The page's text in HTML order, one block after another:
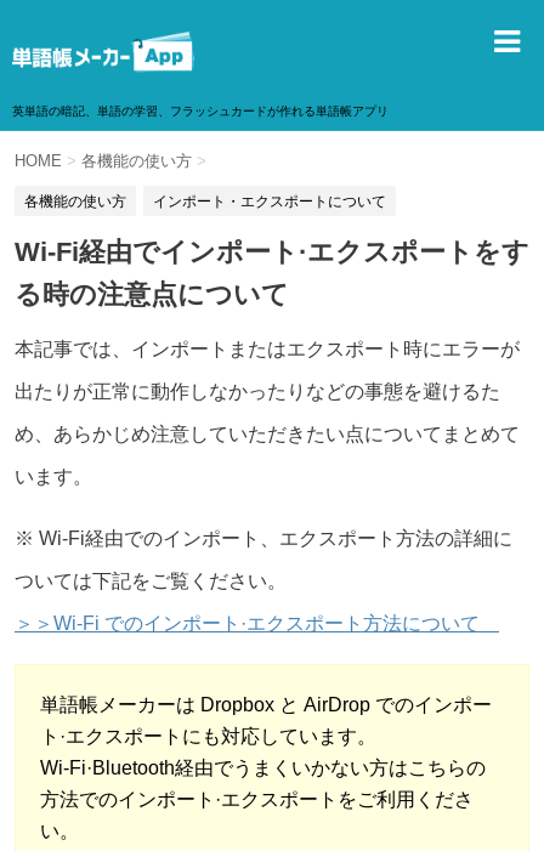
英単語の暗記、単語の学習、フラッシュカードが作れる単語帳アプリ
HOME > 各機能の使い方 >
各機能の使い方 インポート・エクスポートについて
Wi-Fi経由でインポート·エクスポートをす
る時の注意点について
本記事では、インポートまたはエクスポート時にエラーが
出たりが正常に動作しなかったりなどの事態を避けるた
め、あらかじめ注意していただきたい点についてまとめて
います。
※ Wi-Fi経由でのインポート、エクスポート方法の詳細に
ついては下記をご覧ください。
＞＞Wi-Fi でのインポート·エクスポート方法について
単語帳メーカーは Dropbox と AirDrop でのインポー
ト·エクスポートにも対応しています。
Wi-Fi·Bluetooth経由でうまくいかない方はこちらの
方法でのインポート·エクスポートをご利用くださ
い。